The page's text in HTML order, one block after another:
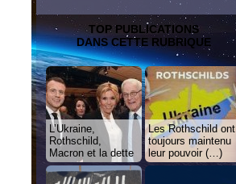
TOP PUBLICATIONS
DANS CETTE RUBRIQUE
L’Ukraine,
Rothschild,
Macron et la dette
Les Rothschild ont
toujours maintenu
leur pouvoir (…)